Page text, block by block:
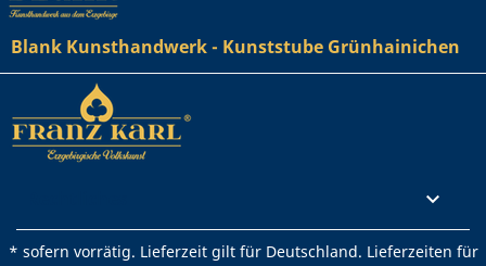
Blank Kunsthandwerk - Kunststube Grünhainichen

* sofern vorrätig. Lieferzeit gilt für Deutschland. Lieferzeiten für